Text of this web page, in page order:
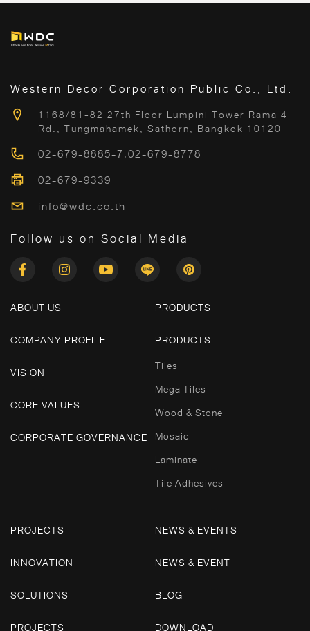
Western Decor Corporation Public Co., Ltd.
1168/81-82 27th Floor Lumpini Tower Rama 4
Rd., Tungmahamek, Sathorn, Bangkok 10120
02-679-8885-7,02-679-8778
02-679-9339
info@wdc.co.th
Follow us on Social Media
ABOUT US
COMPANY PROFILE
VISION
CORE VALUES
CORPORATE GOVERNANCE
PRODUCTS
PRODUCTS
Tiles
Mega Tiles
Wood & Stone
Mosaic
Laminate
Tile Adhesives
PROJECTS
INNOVATION
SOLUTIONS
PROJECTS
NEWS & EVENTS
NEWS & EVENT
BLOG
DOWNLOAD